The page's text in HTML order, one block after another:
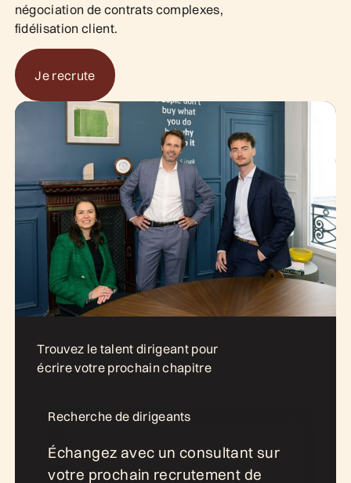
négociation de contrats complexes,
fidélisation client.
Je recrute
Je recrute
Trouvez le talent dirigeant pour
écrire votre prochain chapitre
Recherche de dirigeants
Échangez avec un consultant sur
votre prochain recrutement de